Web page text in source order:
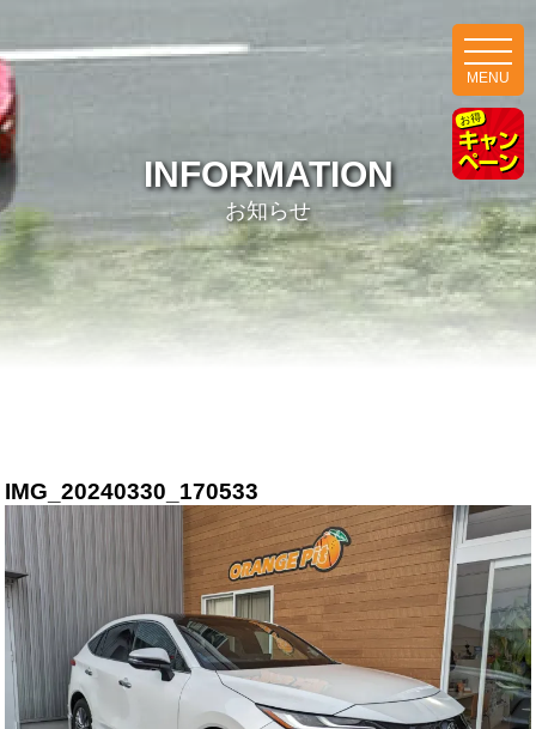
MENU
INFORMATION
お知らせ
IMG_20240330_170533